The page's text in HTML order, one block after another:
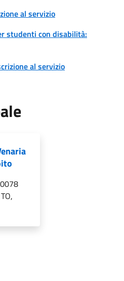
al servizio
studenti con disabilità:
al servizio